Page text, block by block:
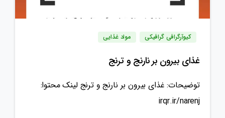
کیوآرگرافی گرافیکی مواد غذایی
غذای بیرون بر نارنج و ترنج
توضیحات: غذای بیرون بر نارنج و ترنج لینک محتوا:
irqr.ir/narenj